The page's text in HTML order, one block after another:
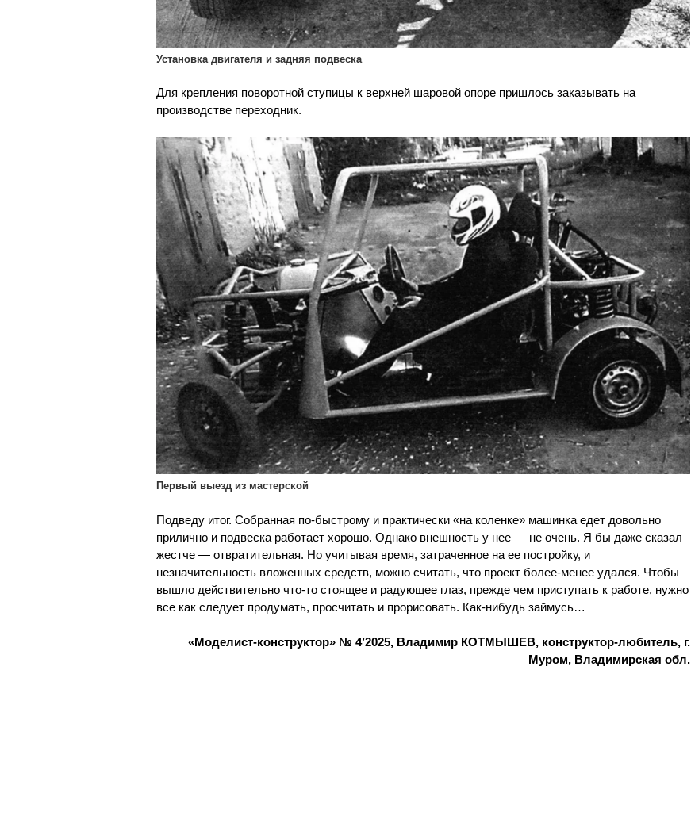
Установка двигателя и задняя подвеска
Для крепления поворотной ступицы к верхней шаровой опоре пришлось заказывать на
производстве переходник.
Первый выезд из мастерской
Подведу итог. Собранная по-быстрому и практически «на коленке» машинка едет довольно
прилично и подвеска работает хорошо. Однако внешность у нее — не очень. Я бы даже сказал
жестче — отвратительная. Но учитывая время, затраченное на ее постройку, и
незначительность вложенных средств, можно считать, что проект более-менее удался. Чтобы
вышло действительно что-то стоящее и радующее глаз, прежде чем приступать к работе, нужно
все как следует продумать, просчитать и прорисовать. Как-нибудь займусь…
«Моделист-конструктор» № 4’2025, Владимир КОТМЫШЕВ, конструктор-любитель, г.
Муром, Владимирская обл.